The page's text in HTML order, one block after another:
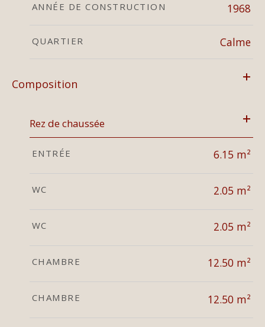
ANNÉE DE CONSTRUCTION 1968
QUARTIER Calme
Composition
Rez de chaussée
ENTRÉE 6.15 m²
WC 2.05 m²
WC 2.05 m²
CHAMBRE 12.50 m²
CHAMBRE 12.50 m²